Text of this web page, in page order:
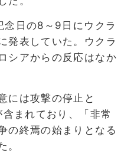
念日の8～9日にウクラ
発表していた。ウクラ
シアからの反応はなか
には攻撃の停止と
まれており、「非常
の終焉の始まりとなる
。